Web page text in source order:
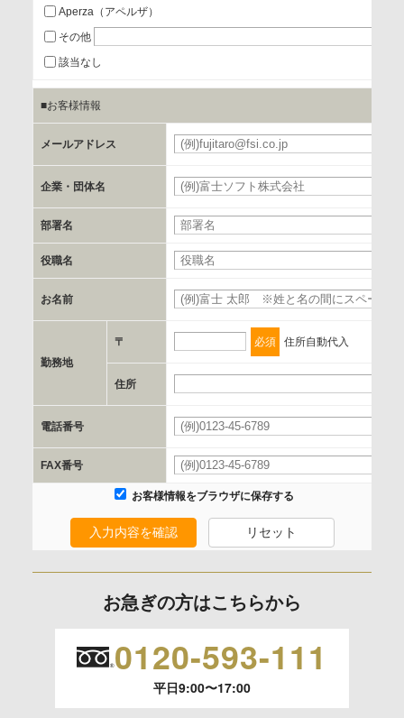
a.個人情報の提供・利用目的
当該企業/団体のサービス等のご案内及び当該企業/団体からの
お客様のご氏名、フリガナ、企業・団体名、部署名、役職、
郵便番号、住所、電話番号、FAX番号、メールアドレス
c.第三者への提供の手段または手法
書類の送付又は電子的な方法
d.提供先および管理者
当社とイベント/セミナーを共同で開催する企業/団体
e.個人情報取り扱いに関する契約
当社と当該企業/団体とは、個人情報取扱に関する覚書の締結
を行います。
委託の有無
利用目的の通知、開示、内容の訂正、追加または削除、利用
います。）に応じます。
開示等のご請求は、下記お問い合わせ先窓口へご連絡願いま
す。
Aperza（アペルザ）
その他
該当なし
■お客様情報
メールアドレス
企業・団体名
部署名
役職名
お名前
勤務地
〒 必須 住所自動代入
住所
電話番号
FAX番号
お客様情報をブラウザに保存する
入力内容を確認 リセット
お急ぎの方はこちらから
0120-593-111
平日9:00〜17:00